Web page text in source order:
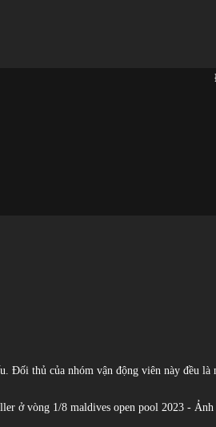
Đối thủ của nhóm vận động viên này đều